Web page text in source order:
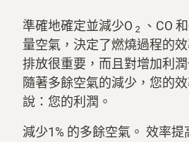
準確地確定並減少O 2 、CO
量空氣，決定了燃燒過程的
排放很重要，而且對增加利
隨著多餘空氣的減少，您的
說：您的利潤。
減少1% 的多餘空氣。 效率提